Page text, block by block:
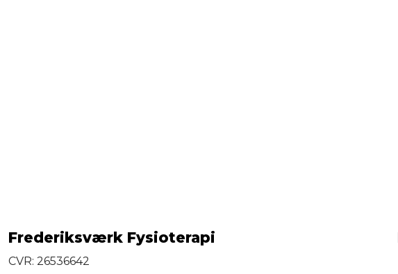
Frederiksværk Fysioterapi
CVR: 26536642